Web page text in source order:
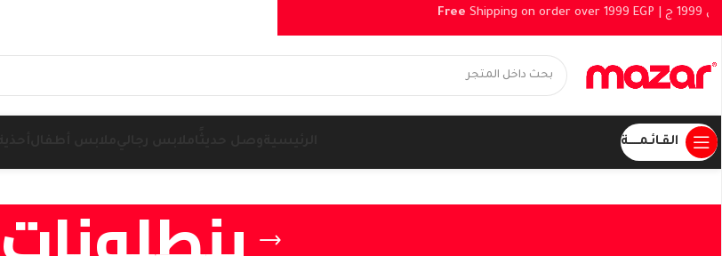
القـائـمــــــة
FreeShipping on order over 1999 EGP |